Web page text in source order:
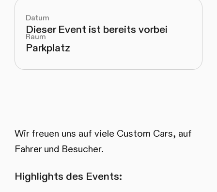
Datum
Dieser Event ist bereits vorbei
Raum
Parkplatz
Wir freuen uns auf viele Custom Cars, auf
Fahrer und Besucher.
Highlights des Events: